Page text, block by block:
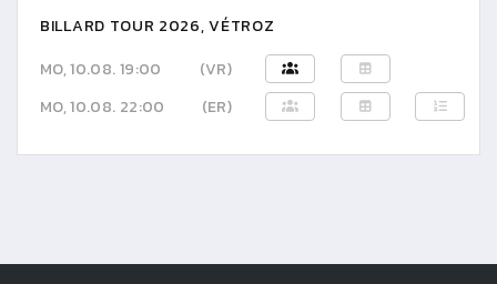
BILLARD TOUR 2026, VÉTROZ
MO, 10.08. 19:00
(VR)
MO, 10.08. 22:00
(ER)